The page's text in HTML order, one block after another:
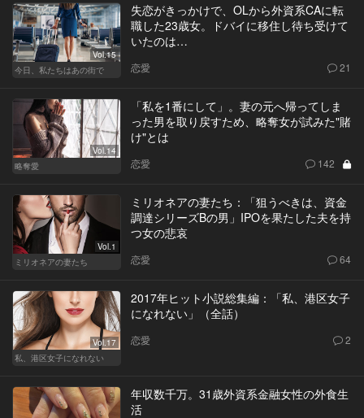
Vol.15
今日、私たちはあの街で
失恋がきっかけで、OLから外資系CAに転
職した23歳女。ドバイに移住し待ち受けて
いたのは…
恋愛 21
Vol.14
略奪愛
「私を1番にして」。妻の元へ帰ってしま
った男を取り戻すため、略奪女が試みた"賭
け"とは
恋愛 142
Vol.1
ミリオネアの妻たち
ミリオネアの妻たち：「狙うべきは、資金
調達シリーズBの男」IPOを果たした夫を持
つ女の悲哀
恋愛 64
Vol.17
私、港区女子になれない
2017年ヒット小説総集編：「私、港区女子
になれない」（全話）
恋愛 2
年収数千万。31歳外資系金融女性の外食生
活